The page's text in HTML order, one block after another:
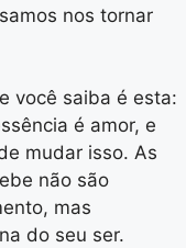
nos tornar
você saiba é esta:
é amor, e
mudar isso. As
não são
mas
do seu ser.